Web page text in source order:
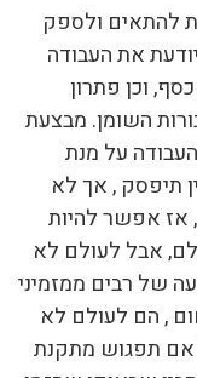
להתאים ולספק
את העבודה
וכן פתרון
השומן. מבצעת
על מנת
תיפסק , אך לא
אז אפשר להיות
אבל לעולם לא
של רבים ממזמיני
, הם לעולם לא
אם תפגוש מתקנת